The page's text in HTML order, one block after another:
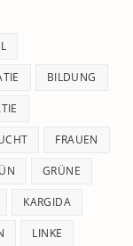
BILDUNG
FRAUEN
GRÜNE
KARGIDA
LINKE